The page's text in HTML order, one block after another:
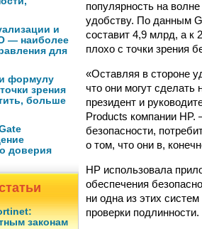
и
— наиболее
для
формулу
зрения
больше
доверия
законам
популярность на
удобству. По данным
составит 4,9 млрд, а к
плохо с точки зрения
«Оставляя в стороне
что они могут
президент и
Products компании
безопасности,
о том, что они в,
HP использовала
обеспечения
ни одна из этих
проверки подлинности.